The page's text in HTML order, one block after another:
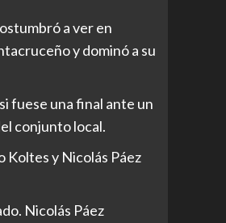
a ver en
y dominó a su
fuese una final ante un
conjunto local.
y Nicolás Páez
Nicolás Páez